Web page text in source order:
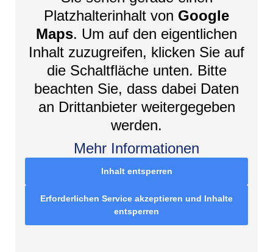
Platzhalterinhalt von Google
Maps. Um auf den eigentlichen
Inhalt zuzugreifen, klicken Sie auf
die Schaltfläche unten. Bitte
beachten Sie, dass dabei Daten
an Drittanbieter weitergegeben
werden.
Mehr Informationen
Inhalt entsperren
Erforderlichen Service akzeptieren und Inhalte
entsperren